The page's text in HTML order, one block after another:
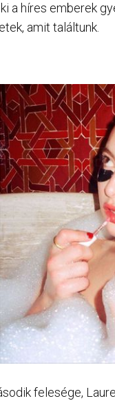
a híres emberek
amit találtunk.
felesége,